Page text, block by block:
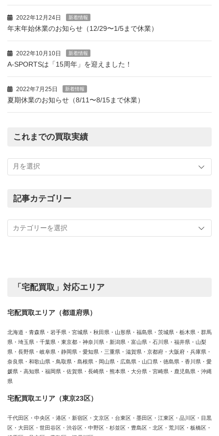
2022年12月24日 新着情報
年末年始休業のお知らせ（12/29〜1/5まで休業）
2022年10月10日 新着情報
A-SPORTSは「15周年」を迎えました！
2022年7月25日 新着情報
夏期休業のお知らせ（8/11〜8/15まで休業）
これまでの買取実績
ま
の
績
記事カテゴリー
カ
「宅配買取」対応エリア
宅配買取エリア（都道府県）
北海道・青森県・岩手県・宮城県・秋田県・山形県・福島県・茨城県・栃木県・群馬
県・埼玉県・千葉県・東京都・神奈川県・新潟県・富山県・石川県・福井県・山梨
県・長野県・岐阜県・静岡県・愛知県・三重県・滋賀県・京都府・大阪府・兵庫県・
奈良県・和歌山県・鳥取県・島根県・岡山県・広島県・山口県・徳島県・香川県・愛
媛県・高知県・福岡県・佐賀県・長崎県・熊本県・大分県・宮崎県・鹿児島県・沖縄
県
宅配買取エリア（東京23区）
千代田区・中央区・港区・新宿区・文京区・台東区・墨田区・江東区・品川区・目黒
区・大田区・世田谷区・渋谷区・中野区・杉並区・豊島区・北区・荒川区・板橋区・